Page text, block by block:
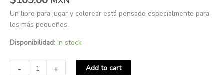
Un libro para jugar y colorear está pensado especialmente para
los más pequeños.
Disponibilidad: In stock
- + Add to cart